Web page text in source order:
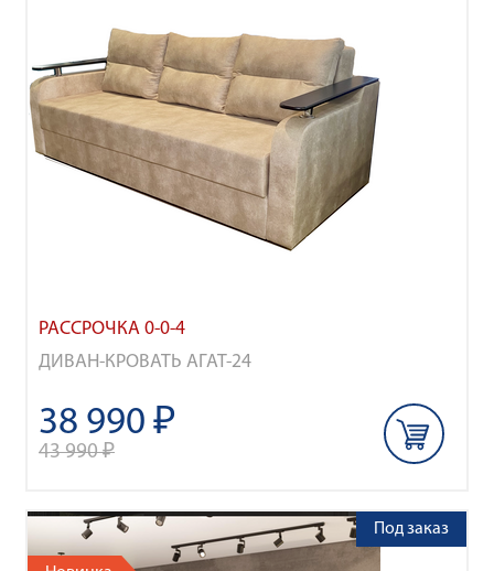
РАССРОЧКА 0-0-4
ДИВАН-КРОВАТЬ АГАТ-24
38 990 ₽
43 990 ₽
Под заказ